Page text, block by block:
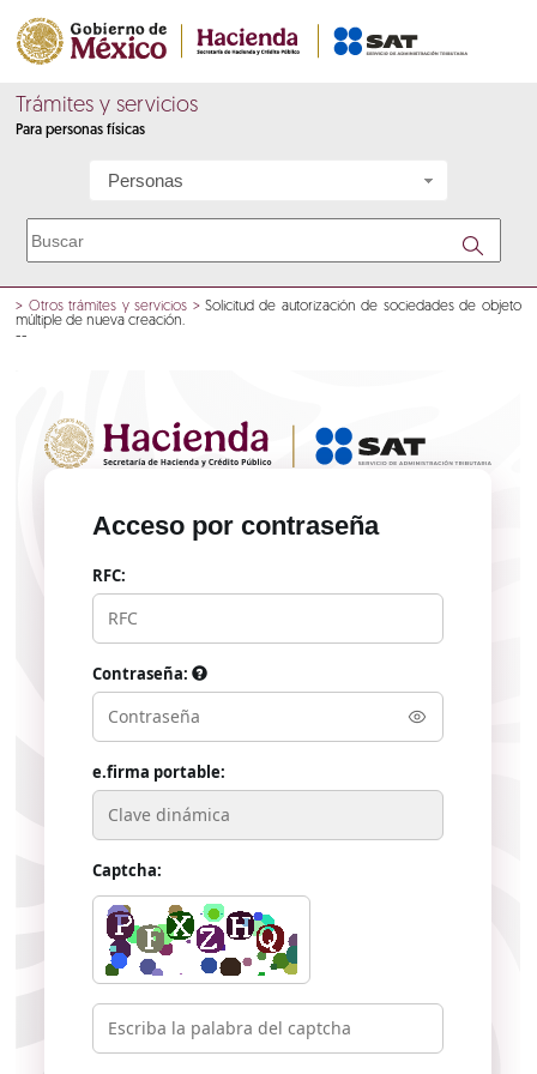
Trámites y servicios
Para personas físicas
Personas
> Otros trámites y servicios >Solicitud de autorización de sociedades de objeto
múltiple de nueva creación.
--